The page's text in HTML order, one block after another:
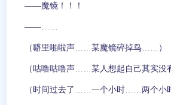
——魔镜！！！
——……
（噼里啪啦声……某魔镜碎掉鸟……）
（咕噜咕噜声……某人想起自己其实没
（时间过去了……一个小时……两个